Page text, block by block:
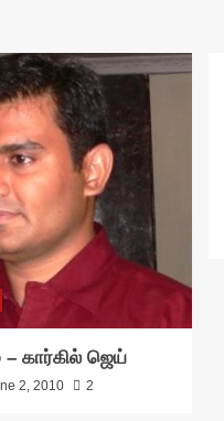
கார்கில் ஜெய்
2, 2010 2